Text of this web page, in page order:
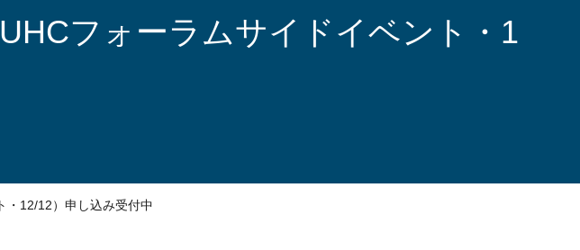
フォーラムサイドイベント・1
・12/12）申し込み受付中